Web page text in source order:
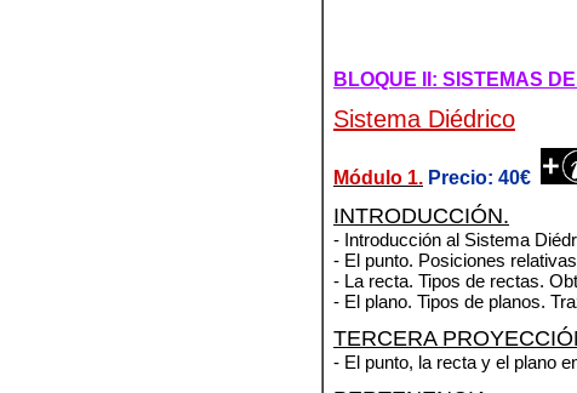
BLOQUE II: SISTEMAS
Sistema Diédrico
Módulo 1. Precio: 40€
INTRODUCCIÓN.
- Introducción al Sistema
- El punto. Posiciones
- La recta. Tipos de rectas.
- El plano. Tipos de planos.
TERCERA
- El punto, la recta y el plano